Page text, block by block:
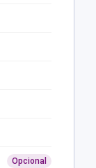
Opcional